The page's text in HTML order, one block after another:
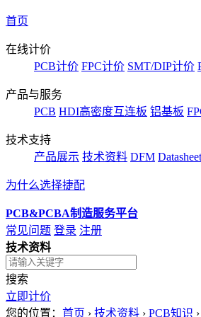
首页
在线计价
PCB计价 FPC计价 SMT/DIP计价
产品与服务
PCB HDI高密度互连板 铝基板
技术支持
产品展示 技术资料 DFM Datasheet
为什么选择捷配
PCB&PCBA制造服务平台
常见问题 登录 注册
技术资料
搜索
立即计价
您的位置： 首页 › 技术资料 › PCB知识 ›